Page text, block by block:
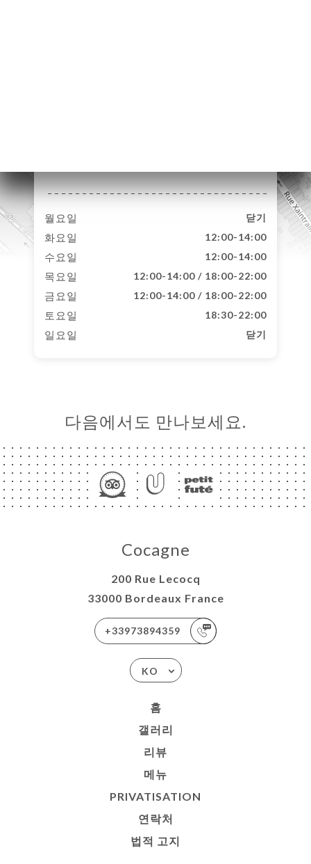
월요일 닫기
화요일 12:00-14:00
수요일 12:00-14:00
목요일 12:00-14:00 / 18:00-22:00
금요일 12:00-14:00 / 18:00-22:00
토요일 18:30-22:00
일요일 닫기
다음에서도 만나보세요.
Cocagne
200 Rue Lecocq
33000 Bordeaux France
+33973894359
KO
홈
갤러리
리뷰
메뉴
PRIVATISATION
연락처
법적 고지